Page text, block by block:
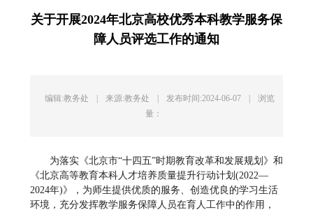
关于开展2024年北京高校优秀本科教学服务保
障人员评选工作的通知
编辑:教务处 | 来源:教务处 | 发布时间:2024-06-07 |
浏览
量：
为落实《北京市“十四五”时期教育改革和发展规划》和
《北京高等教育本科人才培养质量提升行动计划(2022—
2024年)》，为师生提供优质的服务、创造优良的学习生活
环境，充分发挥教学服务保障人员在育人工作中的作用，